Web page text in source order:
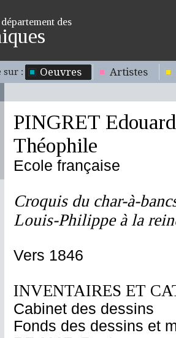
des
sur : Oeuvres Artistes
PINGRET
Théophile
Ecole française
Croquis du char-à-
Louis-Philippe à la
Vers 1846
INVENTAIRES ET
Cabinet des dessins
Fonds des dessins et